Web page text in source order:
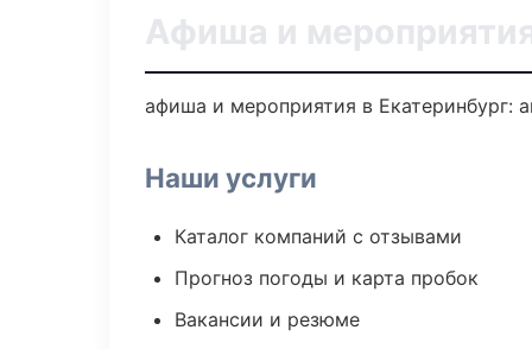
Афиша и
афиша и мероприятия в Екатеринбург:
Наши услуги
Каталог компаний с отзывами
Прогноз погоды и карта пробок
Вакансии и резюме